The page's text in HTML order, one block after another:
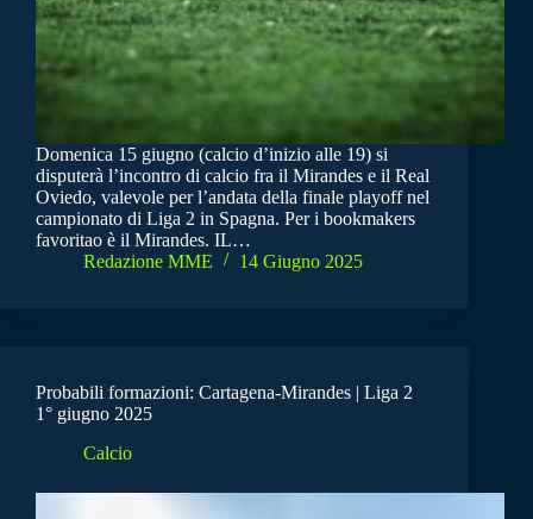
Domenica 15 giugno (calcio d’inizio alle 19) si
disputerà l’incontro di calcio fra il Mirandes e il Real
Oviedo, valevole per l’andata della finale playoff nel
campionato di Liga 2 in Spagna. Per i bookmakers
favoritao è il Mirandes. IL…
Redazione MME
14 Giugno 2025
Probabili formazioni: Cartagena-Mirandes | Liga 2
1° giugno 2025
Calcio